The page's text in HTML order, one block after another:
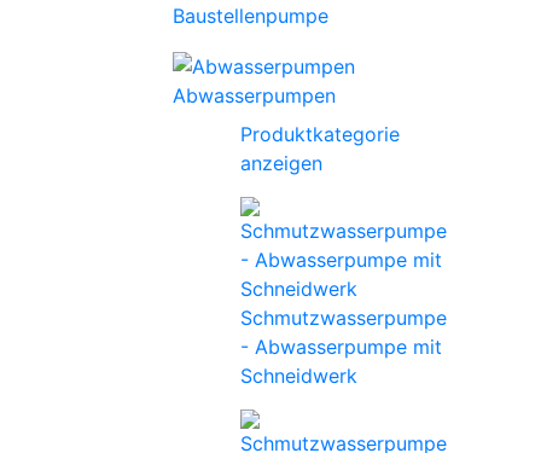
Baustellenpumpe
Abwasserpumpen
Produktkategorie
anzeigen
Schmutzwasserpumpe
- Abwasserpumpe mit
Schneidwerk